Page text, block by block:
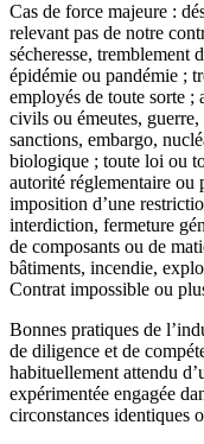
Cas de force majeure :
relevant pas de notre
sécheresse, tremblement
épidémie ou pandémie ;
employés de toute sorte ;
civils ou émeutes,
sanctions, embargo,
biologique ; toute loi ou
autorité réglementaire
imposition d’une
interdiction, fermeture
de composants ou de
bâtiments, incendie,
Contrat impossible ou
Bonnes pratiques de
de diligence et de
habituellement attendu
expérimentée engagée
circonstances identiques